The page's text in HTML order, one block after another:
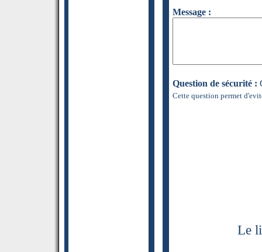
Message :
Question de sécurité :
Cette question permet
Le